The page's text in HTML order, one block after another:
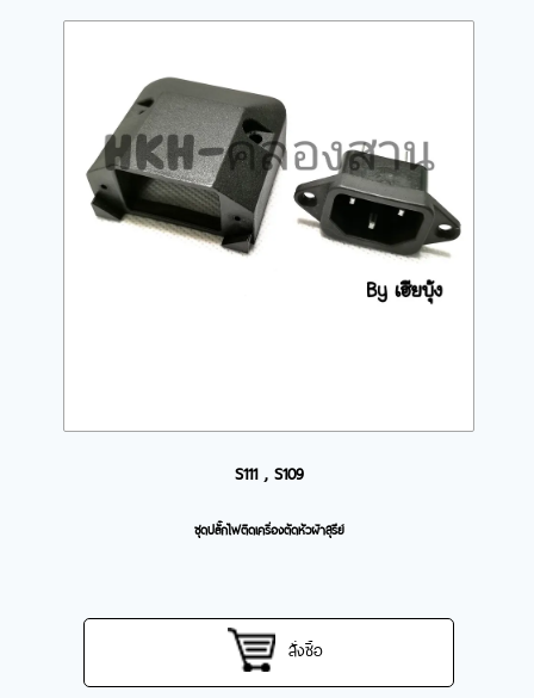
S111 , S109
ชุดปลั๊กไฟติดเครื่องตัดหัวผ้าสุรีย์
สั่งซื้อ